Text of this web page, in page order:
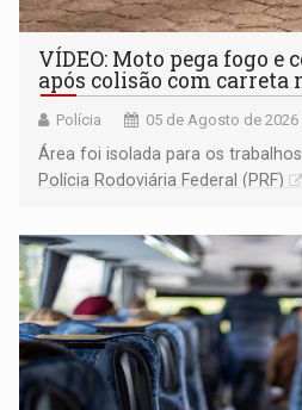
VÍDEO: Moto pega fogo e
após colisão com carreta
Polícia 05 de Agosto de 2026
Área foi isolada para os
Polícia Rodoviária Federal (PRF)